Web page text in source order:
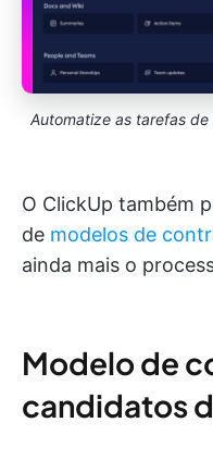
Automatize as tarefas
O ClickUp também
de modelos de
ainda mais o
Modelo de
candidatos